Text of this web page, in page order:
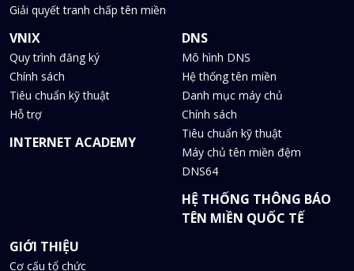
Giải quyết tranh chấp tên miền
VNIX
Quy trình đăng ký
Chính sách
Tiêu chuẩn kỹ thuật
Hỗ trợ
INTERNET ACADEMY
DNS
Mô hình DNS
Hệ thống tên miền
Danh mục máy chủ
Chính sách
Tiêu chuẩn kỹ thuật
Máy chủ tên miền đệm
DNS64
HỆ THỐNG THÔNG BÁO
TÊN MIỀN QUỐC TẾ
GIỚI THIỆU
Cơ cấu tổ chức